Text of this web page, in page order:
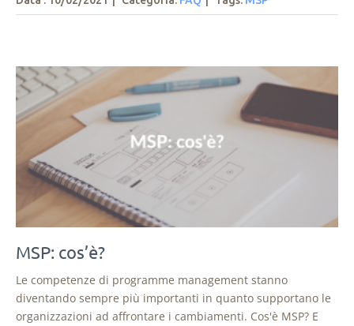
MSP: cos’è?
Le competenze di programme management stanno
diventando sempre più importanti in quanto supportano le
organizzazioni ad affrontare i cambiamenti. Cos'è MSP? E